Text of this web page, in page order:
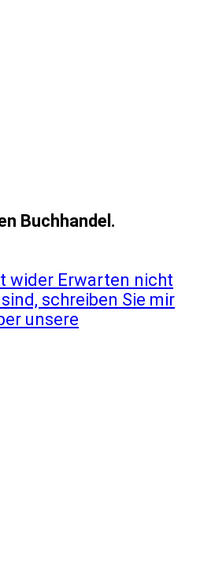
Buchhandel.
wider Erwarten nicht
schreiben Sie mir
unsere